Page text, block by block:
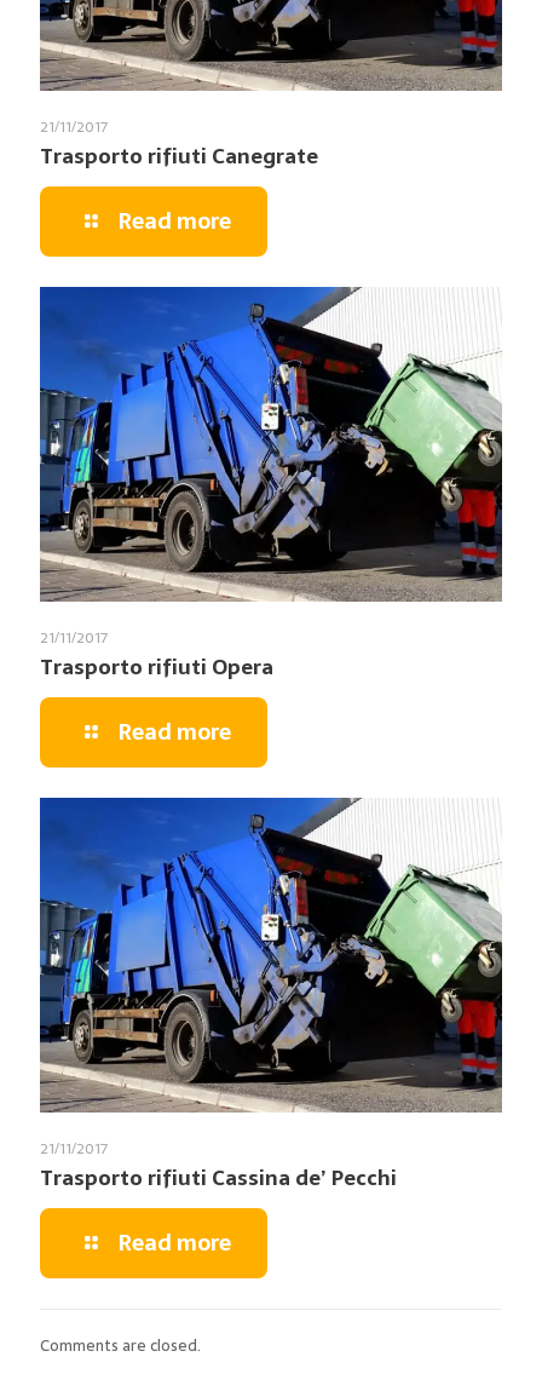
21/11/2017
Trasporto rifiuti Canegrate
Read more
21/11/2017
Trasporto rifiuti Opera
Read more
21/11/2017
Trasporto rifiuti Cassina de’ Pecchi
Read more
Comments are closed.